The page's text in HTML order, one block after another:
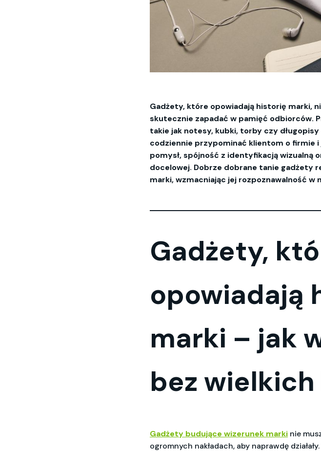
Gadżety, które opowiadają historię marki,
skutecznie zapadać w pamięć odbiorców.
takie jak notesy, kubki, torby czy
codziennie przypominać klientom o firmie
pomysł, spójność z identyfikacją
docelowej. Dobrze dobrane tanie gadżety
marki, wzmacniając jej rozpoznawalność w
Gadżety,
opowiadają
marki – jak
bez
Gadżety budujące wizerunek marki nie
ogromnych nakładach, aby naprawdę